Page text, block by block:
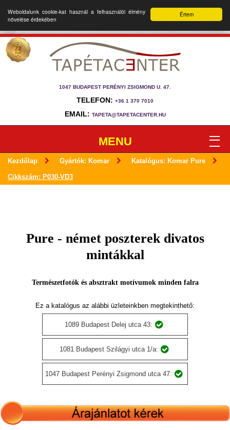
Értem
Weboldalunk cookie-kat használ a felhasználói élmény
növelése érdekében
1047 BUDAPEST PERÉNYI ZSIGMOND U. 47.
TELEFON: +36 1 370 7010
EMAIL: TAPETA@TAPETACENTER.HU
MENU
Kezdőlap Gyártók: Komar Katalógus: Komar Pure
Cikkszám: P030-VD3
Pure - német poszterek divatos
mintákkal
Természetfotók és absztrakt motívumok minden falra
Ez a katalógus az alábbi üzleteinkben megtekinthető:
1089 Budapest Delej utca 43:
1081 Budapest Szilágyi utca 1/a:
1047 Budapest Perényi Zsigmond utca 47: